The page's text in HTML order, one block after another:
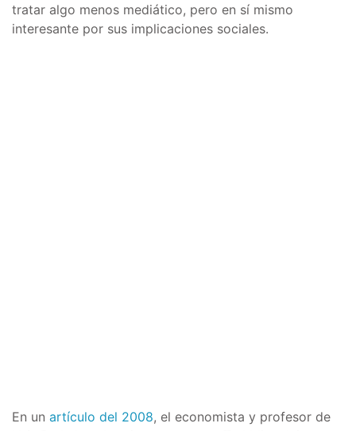
tratar algo menos mediático, pero en sí mismo
interesante por sus implicaciones sociales.
En un artículo del 2008, el economista y profesor de